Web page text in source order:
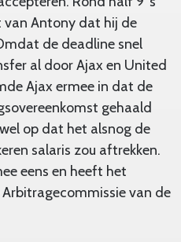
van Antony dat hij de
de deadline snel
al door Ajax en United
Ajax ermee in dat de
gehaald
op dat het alsnog de
salaris zou aftrekken.
eens en heeft het
van de